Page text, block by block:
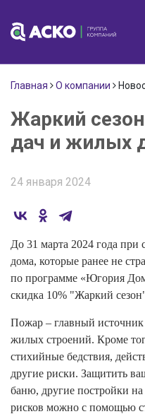
Главная О компании
Жаркий
дач и жилых
24 января 2024
До 31 марта 2024 года при
дома, которые ранее не
по программе «Югория
скидка 10% "Жаркий
Пожар – главный
жилых строений. Кроме
стихийные бедствия,
другие риски. Защитить
баню, другие постройки
рисков можно с помощью